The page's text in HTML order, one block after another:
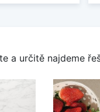
a určitě najdeme